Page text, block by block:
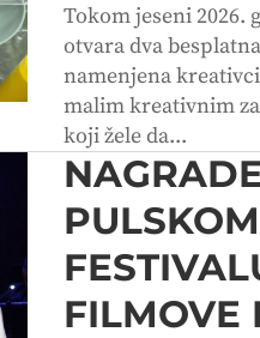
Tokom jeseni 2026.
otvara dva
namenjena
malim kreativnim
koji žele da...
PULSKOM
FILMOVE